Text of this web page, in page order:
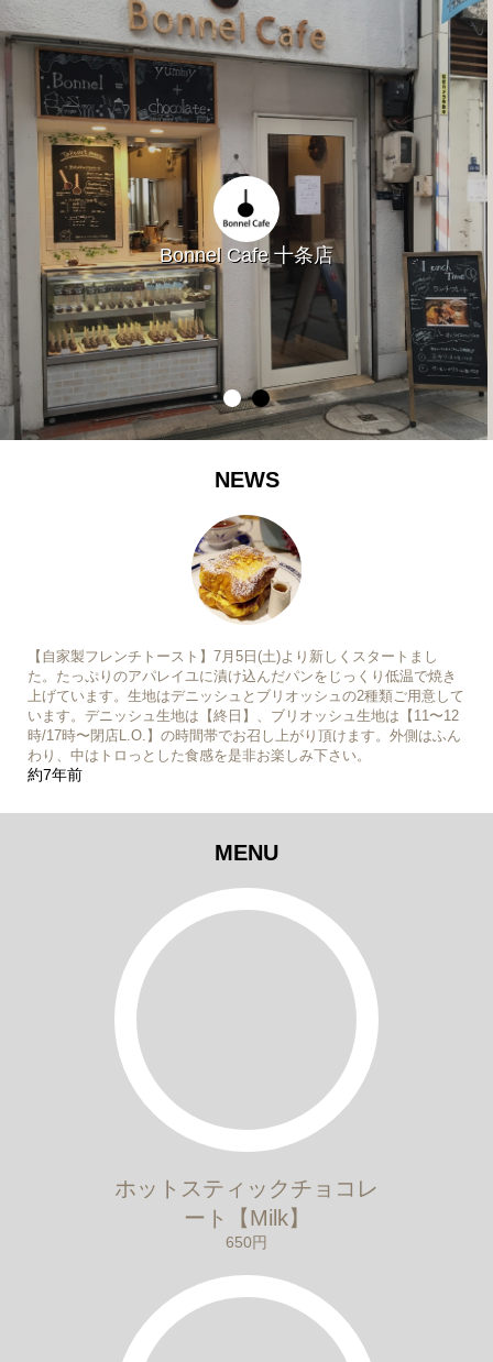
Bonnel Cafe 十条店
NEWS
【自家製フレンチトースト】7月5日(土)より新しくスタートまし
た。たっぷりのアパレイユに漬け込んだパンをじっくり低温で焼き
上げています。生地はデニッシュとブリオッシュの2種類ご用意して
います。デニッシュ生地は【終日】、ブリオッシュ生地は【11〜12
時/17時〜閉店L.O.】の時間帯でお召し上がり頂けます。外側はふん
わり、中はトロっとした食感を是非お楽しみ下さい。
約7年前
MENU
ホットスティックチョコレ
ート【Milk】
650円